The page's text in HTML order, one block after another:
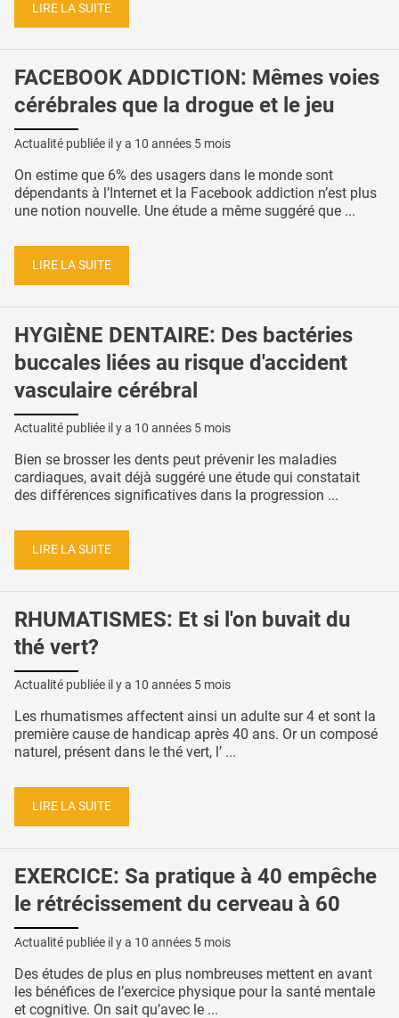
LIRE LA SUITE
FACEBOOK ADDICTION: Mêmes voies
cérébrales que la drogue et le jeu
Actualité publiée il y a 10 années 5 mois
On estime que 6% des usagers dans le monde sont
dépendants à l’Internet et la Facebook addiction n’est plus
une notion nouvelle. Une étude a même suggéré que ...
LIRE LA SUITE
HYGIÈNE DENTAIRE: Des bactéries
buccales liées au risque d'accident
vasculaire cérébral
Actualité publiée il y a 10 années 5 mois
Bien se brosser les dents peut prévenir les maladies
cardiaques, avait déjà suggéré une étude qui constatait
des différences significatives dans la progression ...
LIRE LA SUITE
RHUMATISMES: Et si l'on buvait du
thé vert?
Actualité publiée il y a 10 années 5 mois
Les rhumatismes affectent ainsi un adulte sur 4 et sont la
première cause de handicap après 40 ans. Or un composé
naturel, présent dans le thé vert, l’ ...
LIRE LA SUITE
EXERCICE: Sa pratique à 40 empêche
le rétrécissement du cerveau à 60
Actualité publiée il y a 10 années 5 mois
Des études de plus en plus nombreuses mettent en avant
les bénéfices de l’exercice physique pour la santé mentale
et cognitive. On sait qu’avec le ...